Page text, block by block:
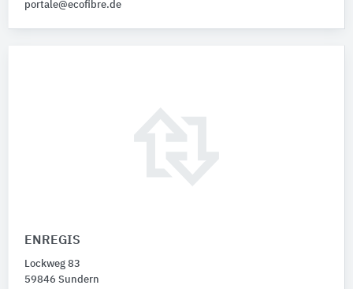
portale@ecofibre.de
ENREGIS
Lockweg 83
59846 Sundern